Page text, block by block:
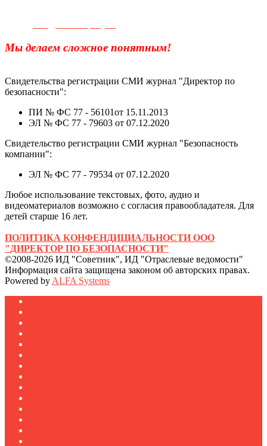
Мы делаем сложное понятным!
Свидетельства регистрации СМИ журнал "Директор по
безопасности":
ПИ № ФС 77 - 56101от 15.11.2013
ЭЛ № ФС 77 - 79603 от 07.12.2020
Свидетельство регистрации СМИ журнал "Безопасность
компании":
ЭЛ № ФС 77 - 79534 от 07.12.2020
Любое использование текстовых, фото, аудио и
видеоматериалов возможно с согласия правообладателя. Для
детей старше 16 лет.
ПОЛИТИКА КОНФЕНДИЦИАЛЬНОСТИ ООО
"ДИРЕКТОР ПО БЕЗОПАСНОСТИ"
©2008-2026 ИД "Советник", ИД "Отраслевые ведомости"
Информация сайта защищена законом об авторских правах.
Powered by ALFA Systems